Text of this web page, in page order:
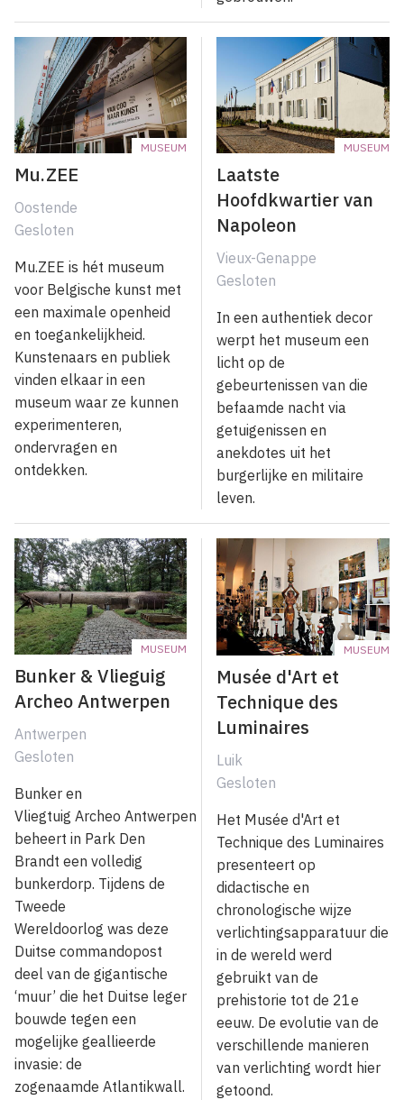
MUSEUM
Mu.ZEE
Oostende
Gesloten
Mu.ZEE is hét museum
voor Belgische kunst met
een maximale openheid
en toegankelijkheid.
Kunstenaars en publiek
vinden elkaar in een
museum waar ze kunnen
experimenteren,
ondervragen en
ontdekken.
MUSEUM
Laatste
Hoofdkwartier van
Napoleon
Vieux-Genappe
Gesloten
In een authentiek decor
werpt het museum een
licht op de
gebeurtenissen van die
befaamde nacht via
getuigenissen en
anekdotes uit het
burgerlijke en militaire
leven.
MUSEUM
Bunker & Vlieguig
Archeo Antwerpen
Antwerpen
Gesloten
Bunker en
Vliegtuig Archeo Antwerpen
beheert in Park Den
Brandt een volledig
bunkerdorp. Tijdens de
Tweede
Wereldoorlog was deze
Duitse commandopost
deel van de gigantische
‘muur’ die het Duitse leger
bouwde tegen een
mogelijke geallieerde
invasie: de
zogenaamde Atlantikwall.
MUSEUM
Musée d'Art et
Technique des
Luminaires
Luik
Gesloten
Het Musée d'Art et
Technique des Luminaires
presenteert op
didactische en
chronologische wijze
verlichtingsapparatuur die
in de wereld werd
gebruikt van de
prehistorie tot de 21e
eeuw. De evolutie van de
verschillende manieren
van verlichting wordt hier
getoond.